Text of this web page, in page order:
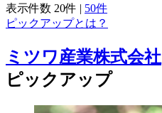
表示件数 20件 | 50件
ピックアップとは？
ミツワ産業株式会社
ピックアップ